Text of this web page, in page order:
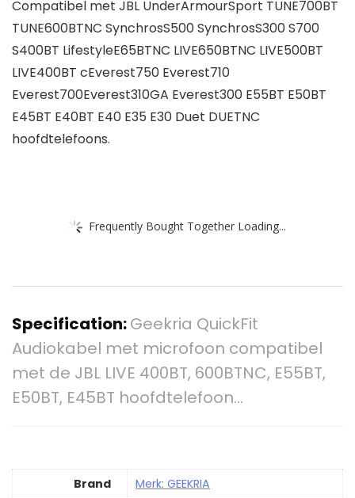
Compatibel met JBL UnderArmourSport TUNE700BT
TUNE600BTNC SynchrosS500 SynchrosS300 S700
S400BT LifestyleE65BTNC LIVE650BTNC LIVE500BT
LIVE400BT cEverest750 Everest710
Everest700Everest310GA Everest300 E55BT E50BT
E45BT E40BT E40 E35 E30 Duet DUETNC
hoofdtelefoons.
Frequently Bought Together Loading...
Specification:Geekria QuickFit
Audiokabel met microfoon compatibel
met de JBL LIVE 400BT, 600BTNC, E55BT,
E50BT, E45BT hoofdtelefoon…
Brand Merk: GEEKRIA